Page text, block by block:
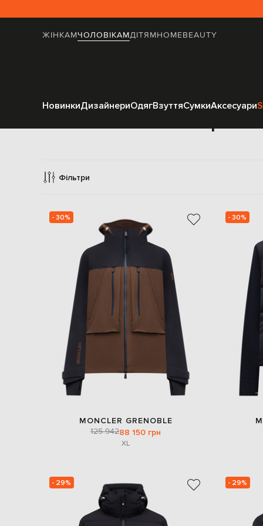
ЖІНКАМЧОЛОВІКАМДІТЯМHOMEBEAUTY
НовинкиДизайнериОдягВзуттяСумкиАксесуари
Фільтри
- 30%
MONCLER GRENOBLE
125 94288 150 грн
XL
- 30%
- 29% - 29%